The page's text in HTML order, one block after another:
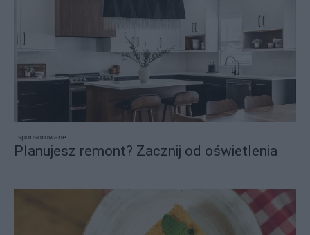
sponsorowane
Planujesz remont? Zacznij od oświetlenia